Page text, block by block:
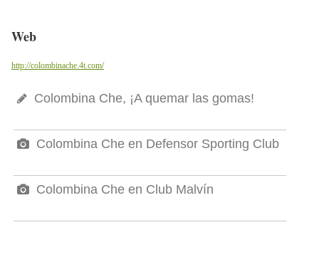
Web
http://colombinache.4t.com/
Colombina Che, ¡A quemar las gomas!
Colombina Che en Defensor Sporting Club
Colombina Che en Club Malvín